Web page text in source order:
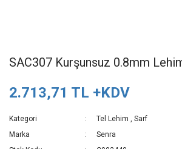
SAC307 Kurşunsuz 0.8mm
2.713,71 TL +KDV
Kategori Tel Lehim ,Sarf
Marka
Senra